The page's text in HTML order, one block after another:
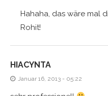
Hahaha, das wäre mal
Rohit!
HIACYNTA
Januar 16, 2013 - 05:22